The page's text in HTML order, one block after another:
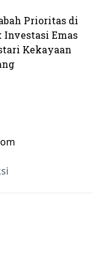
Prioritas di
Emas
Kekayaan